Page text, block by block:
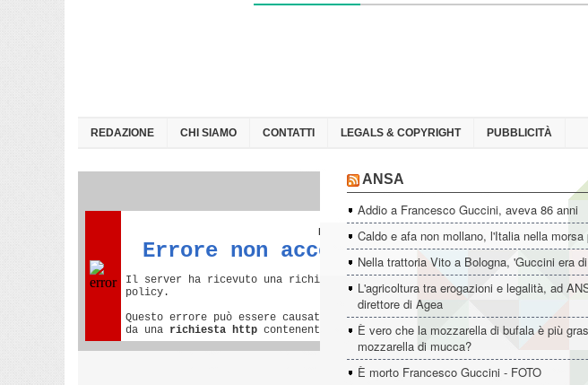
REDAZIONE CHI SIAMO CONTATTI LEGALS & COPYRIGHT PUBBLICITÀ
ANSA
Addio a Francesco Guccini, aveva 86 anni
Caldo e afa non mollano, l'Italia nella morsa
Nella trattoria Vito a Bologna, 'Guccini era
L'agricoltura tra erogazioni e legalità, ad
direttore di Agea
È vero che la mozzarella di bufala è più
mozzarella di mucca?
È morto Francesco Guccini - FOTO